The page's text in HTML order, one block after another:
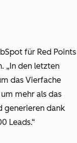
für Red Points
„In den letzten
das Vierfache
mehr als das
generieren dank
Leads.“